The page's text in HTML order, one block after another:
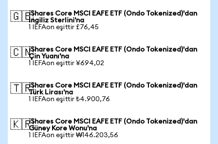
🇬🇧iShares Core MSCI EAFE ETF (Ondo Tokenized)'dan
İngiliz Sterlini'na
1 IEFAon eşittir £76,45
🇨🇳iShares Core MSCI EAFE ETF (Ondo Tokenized)'dan
Çin Yuanı'na
1 IEFAon eşittir ¥694,02
🇹🇷iShares Core MSCI EAFE ETF (Ondo Tokenized)'dan
Türk Lirası'na
1 IEFAon eşittir ₺4.900,76
🇰🇷iShares Core MSCI EAFE ETF (Ondo Tokenized)'dan
Güney Kore Wonu'na
1 IEFAon eşittir ₩146.203,56